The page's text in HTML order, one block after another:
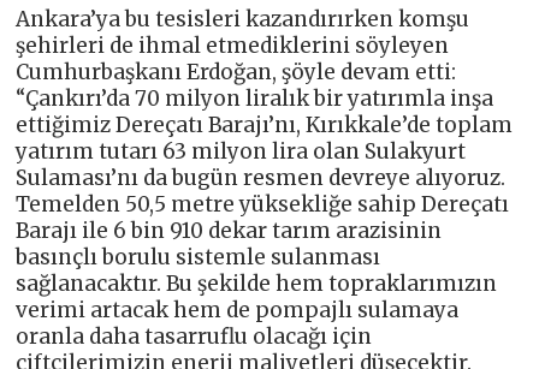
Ankara’ya bu tesisleri kazandırırken komşu
şehirleri de ihmal etmediklerini söyleyen
Cumhurbaşkanı Erdoğan, şöyle devam etti:
“Çankırı’da 70 milyon liralık bir yatırımla inşa
ettiğimiz Dereçatı Barajı’nı, Kırıkkale’de toplam
yatırım tutarı 63 milyon lira olan Sulakyurt
Sulaması’nı da bugün resmen devreye alıyoruz.
Temelden 50,5 metre yüksekliğe sahip Dereçatı
Barajı ile 6 bin 910 dekar tarım arazisinin
basınçlı borulu sistemle sulanması
sağlanacaktır. Bu şekilde hem topraklarımızın
verimi artacak hem de pompajlı sulamaya
oranla daha tasarruflu olacağı için
çiftçilerimizin enerji maliyetleri düşecektir.